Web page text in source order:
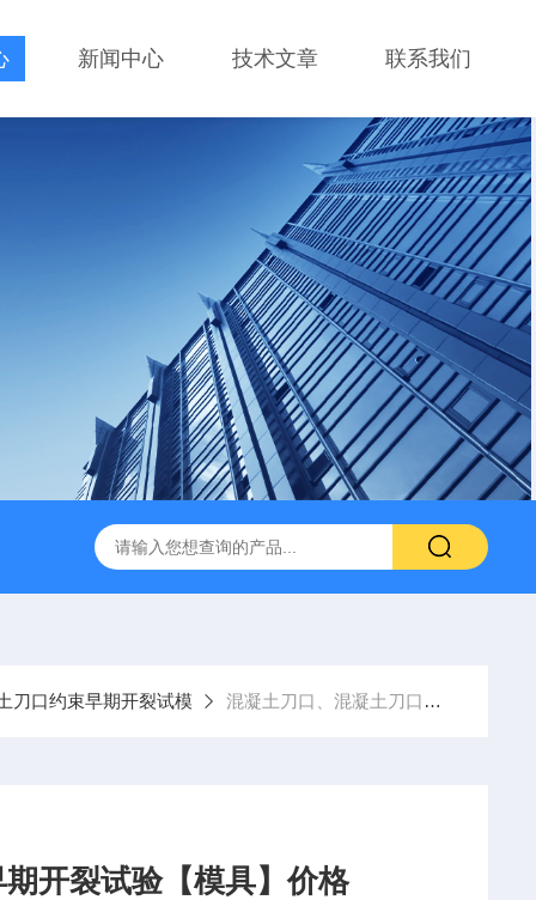
新闻中心 技术文章 联系我们
凝土泌水率试验容量筒试验方法 生石灰浆渣测定仪
刀口约束早期开裂试模 混凝土刀口、混凝土刀口早期开裂试验【模具】价格
开裂试验【模具】价格